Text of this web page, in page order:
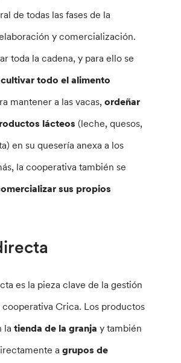
de todas las fases de la
y comercialización.
toda la cadena, y para ello se
cultivar todo el alimento
mantener a las vacas,ordeñar
lácteos(leche, quesos,
en su quesería anexa a los
la cooperativa también se
sus propios
es la pieza clave de la gestión
Crica. Los productos
latienda de la granja y también
agrupos de